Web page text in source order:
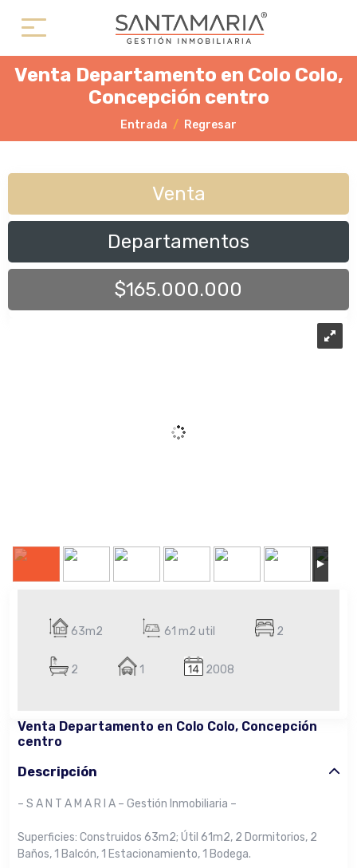
Venta Departamento en Colo Colo,
Concepción centro
Entrada Regresar
Venta
Departamentos
$165.000.000
63m2 61 m2 util 2
2 1 2008
Venta Departamento en Colo Colo, Concepción
centro
Descripción
– S A N T A M A R I A – Gestión Inmobiliaria –
Superficies: Construidos 63m2; Útil 61m2, 2 Dormitorios, 2
Baños, 1 Balcón, 1 Estacionamiento, 1 Bodega.